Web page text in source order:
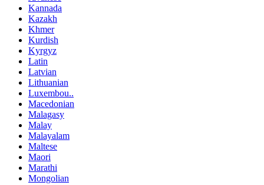
Kannada
Kazakh
Khmer
Kurdish
Kyrgyz
Latin
Latvian
Lithuanian
Luxembou..
Macedonian
Malagasy
Malay
Malayalam
Maltese
Maori
Marathi
Mongolian